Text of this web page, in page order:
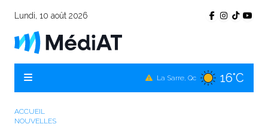
Lundi, 10 août 2026
La Sarre, Qc 16°C
ACCUEIL
NOUVELLES